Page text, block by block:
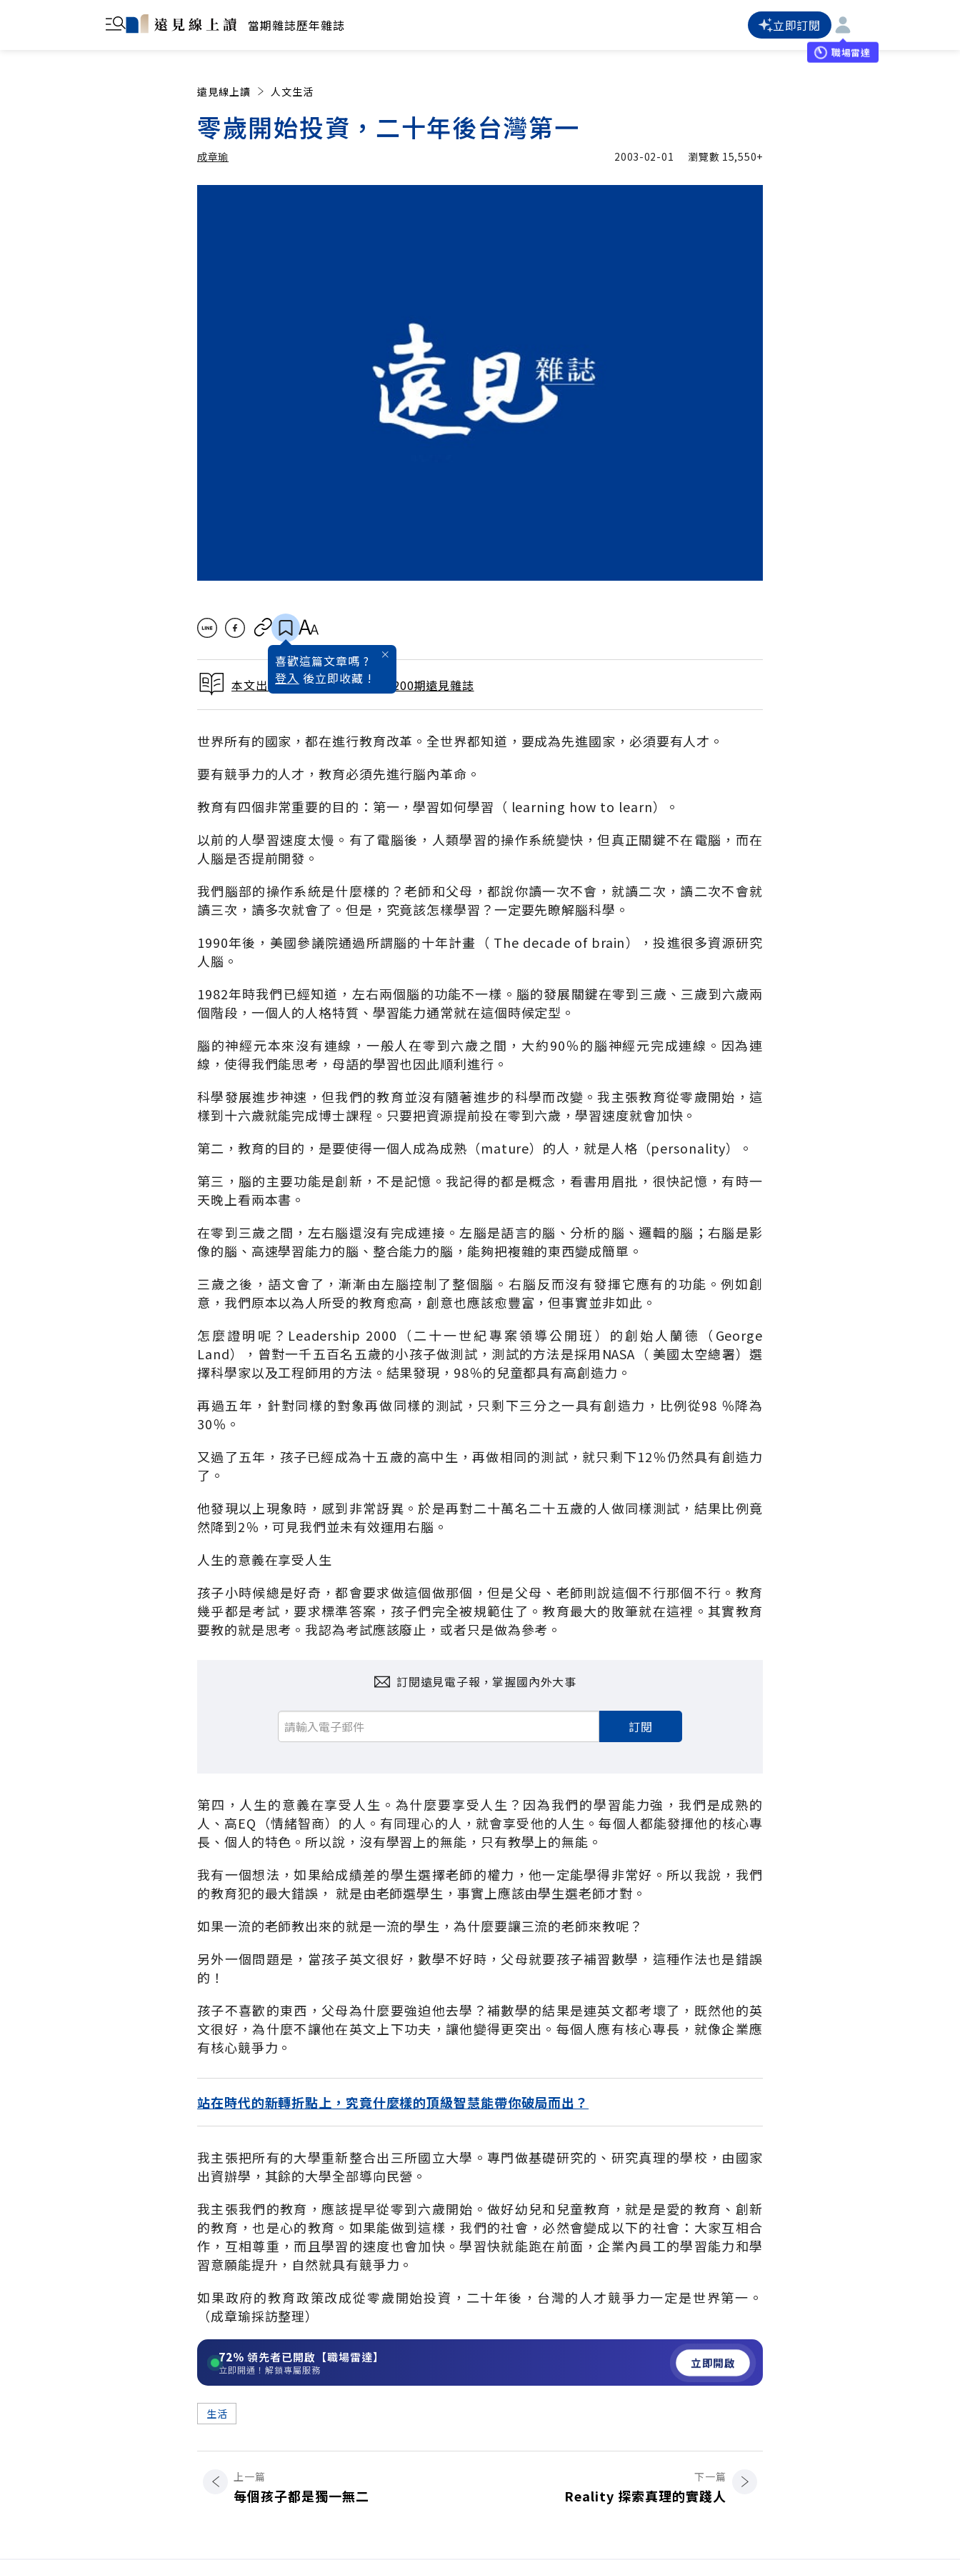
當期雜誌歷年雜誌 立即訂閱
職場雷達
遠見線上讀 人文生活
零歲開始投資，二十年後台灣第一
成章瑜 2003-02-01 瀏覽數 15,550+
喜歡這篇文章嗎 ?
登入 後立即收藏 !
本文出自 2003 / 2月號雜誌 第200期遠見雜誌
世界所有的國家，都在進行教育改革。全世界都知道，要成為先進國家，必須要有人才。
要有競爭力的人才，教育必須先進行腦內革命。
教育有四個非常重要的目的：第一，學習如何學習（ learning how to learn）。
以前的人學習速度太慢。有了電腦後，人類學習的操作系統變快，但真正關鍵不在電腦，而在
人腦是否提前開發。
我們腦部的操作系統是什麼樣的？老師和父母，都說你讀一次不會，就讀二次，讀二次不會就
讀三次，讀多次就會了。但是，究竟該怎樣學習？一定要先瞭解腦科學。
1990年後，美國參議院通過所謂腦的十年計畫（ The decade of brain），投進很多資源研究
人腦。
1982年時我們已經知道，左右兩個腦的功能不一樣。腦的發展關鍵在零到三歲、三歲到六歲兩
個階段，一個人的人格特質、學習能力通常就在這個時候定型。
腦的神經元本來沒有連線，一般人在零到六歲之間，大約90％的腦神經元完成連線。因為連
線，使得我們能思考，母語的學習也因此順利進行。
科學發展進步神速，但我們的教育並沒有隨著進步的科學而改變。我主張教育從零歲開始，這
樣到十六歲就能完成博士課程。只要把資源提前投在零到六歲，學習速度就會加快。
第二，教育的目的，是要使得一個人成為成熟（mature）的人，就是人格（personality）。
第三，腦的主要功能是創新，不是記憶。我記得的都是概念，看書用眉批，很快記憶，有時一
天晚上看兩本書。
在零到三歲之間，左右腦還沒有完成連接。左腦是語言的腦、分析的腦、邏輯的腦；右腦是影
像的腦、高速學習能力的腦、整合能力的腦，能夠把複雜的東西變成簡單。
三歲之後，語文會了，漸漸由左腦控制了整個腦。右腦反而沒有發揮它應有的功能。例如創
意，我們原本以為人所受的教育愈高，創意也應該愈豐富，但事實並非如此。
怎麼證明呢？Leadership 2000（二十一世紀專案領導公開班）的創始人蘭德（George
Land），曾對一千五百名五歲的小孩子做測試，測試的方法是採用NASA（ 美國太空總署）選
擇科學家以及工程師用的方法。結果發現，98％的兒童都具有高創造力。
再過五年，針對同樣的對象再做同樣的測試，只剩下三分之一具有創造力，比例從98 ％降為
30％。
又過了五年，孩子已經成為十五歲的高中生，再做相同的測試，就只剩下12％仍然具有創造力
了。
他發現以上現象時，感到非常訝異。於是再對二十萬名二十五歲的人做同樣測試，結果比例竟
然降到2％，可見我們並未有效運用右腦。
人生的意義在享受人生
孩子小時候總是好奇，都會要求做這個做那個，但是父母、老師則說這個不行那個不行。教育
幾乎都是考試，要求標準答案，孩子們完全被規範住了。教育最大的敗筆就在這裡。其實教育
要教的就是思考。我認為考試應該廢止，或者只是做為參考。
訂閱遠見電子報，掌握國內外大事
訂閱
第四，人生的意義在享受人生。為什麼要享受人生？因為我們的學習能力強，我們是成熟的
人、高EQ（情緒智商）的人。有同理心的人，就會享受他的人生。每個人都能發揮他的核心專
長、個人的特色。所以說，沒有學習上的無能，只有教學上的無能。
我有一個想法，如果給成績差的學生選擇老師的權力，他一定能學得非常好。所以我說，我們
的教育犯的最大錯誤， 就是由老師選學生，事實上應該由學生選老師才對。
如果一流的老師教出來的就是一流的學生，為什麼要讓三流的老師來教呢？
另外一個問題是，當孩子英文很好，數學不好時，父母就要孩子補習數學，這種作法也是錯誤
的！
孩子不喜歡的東西，父母為什麼要強迫他去學？補數學的結果是連英文都考壞了，既然他的英
文很好，為什麼不讓他在英文上下功夫，讓他變得更突出。每個人應有核心專長，就像企業應
有核心競爭力。
站在時代的新轉折點上，究竟什麼樣的頂級智慧能帶你破局而出？
我主張把所有的大學重新整合出三所國立大學。專門做基礎研究的、研究真理的學校，由國家
出資辦學，其餘的大學全部導向民營。
我主張我們的教育，應該提早從零到六歲開始。做好幼兒和兒童教育，就是是愛的教育、創新
的教育，也是心的教育。如果能做到這樣，我們的社會，必然會變成以下的社會：大家互相合
作，互相尊重，而且學習的速度也會加快。學習快就能跑在前面，企業內員工的學習能力和學
習意願能提升，自然就具有競爭力。
如果政府的教育政策改成從零歲開始投資，二十年後，台灣的人才競爭力一定是世界第一。
（成章瑜採訪整理）
72% 領先者已開啟【職場雷達】
立即開通！解鎖專屬服務 立即開啟
生活
上一篇
每個孩子都是獨一無二
下一篇
Reality 探索真理的實踐人